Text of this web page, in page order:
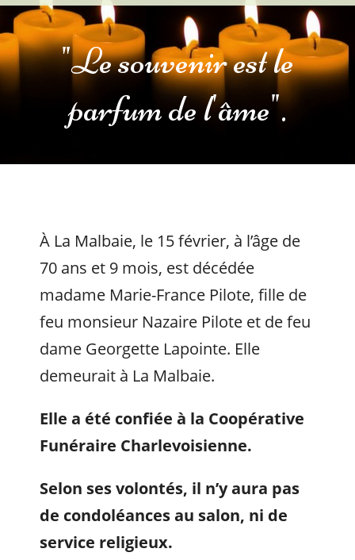
"Le souvenir est le
parfum de l'âme".
À La Malbaie, le 15 février, à l’âge de
70 ans et 9 mois, est décédée
madame Marie-France Pilote, fille de
feu monsieur Nazaire Pilote et de feu
dame Georgette Lapointe. Elle
demeurait à La Malbaie.
Elle a été confiée à la Coopérative
Funéraire Charlevoisienne.
Selon ses volontés, il n’y aura pas
de condoléances au salon, ni de
service religieux.